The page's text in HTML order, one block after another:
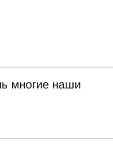
многие наши